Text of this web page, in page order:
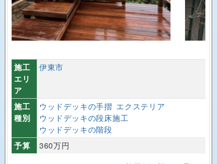
施工
エリ
ア
伊東市
施工
種別
ウッドデッキの手摺 エクステリア
ウッドデッキの段床施工
ウッドデッキの階段
予算
360万円